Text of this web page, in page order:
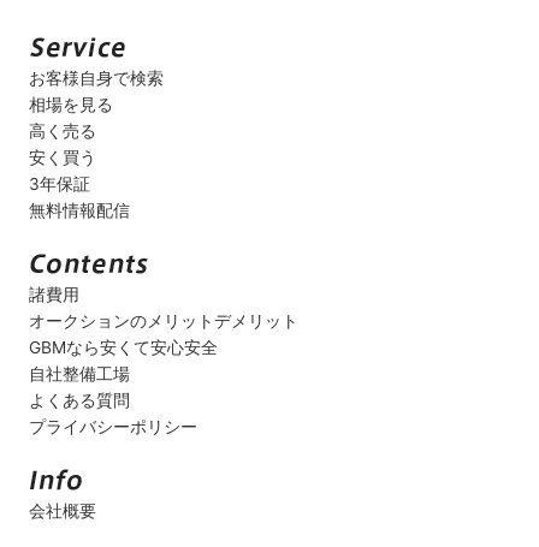
お客様自身で検索
相場を見る
高く売る
安く買う
3年保証
無料情報配信
諸費用
オークションのメリットデメリット
GBMなら安くて安心安全
自社整備工場
よくある質問
プライバシーポリシー
会社概要